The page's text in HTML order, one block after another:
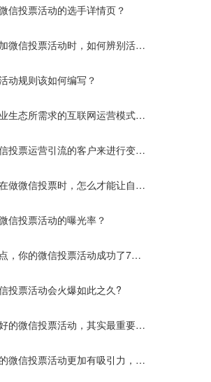
信投票活动的选手详情页？
微信投票活动时，如何辨别活动
动规则该如何编写？
生态所需求的互联网运营模式
投票运营引流的客户来进行变
做微信投票时，怎么才能让自己
信投票活动的曝光率？
，你的微信投票活动成功了7
投票活动会火爆如此之久?
的微信投票活动，其实最重要的
微信投票活动更加有吸引力，让